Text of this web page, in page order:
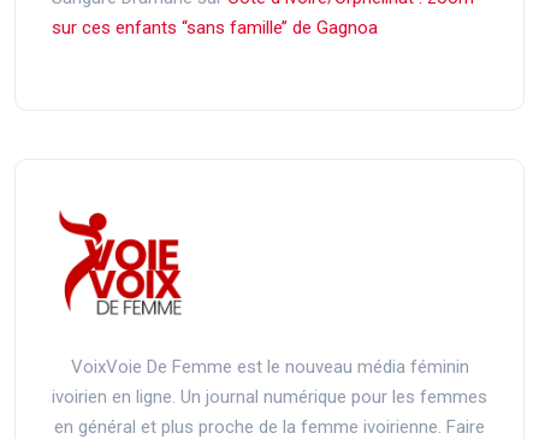
sur ces enfants ‘‘sans famille’’ de Gagnoa
VoixVoie De Femme est le nouveau média féminin
ivoirien en ligne. Un journal numérique pour les femmes
en général et plus proche de la femme ivoirienne. Faire